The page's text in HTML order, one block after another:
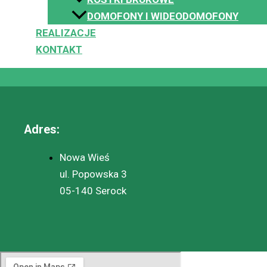
DOMOFONY I WIDEODOMOFONY
REALIZACJE
KONTAKT
Adres:
Nowa Wieś
ul. Popowska 3
05-140 Serock